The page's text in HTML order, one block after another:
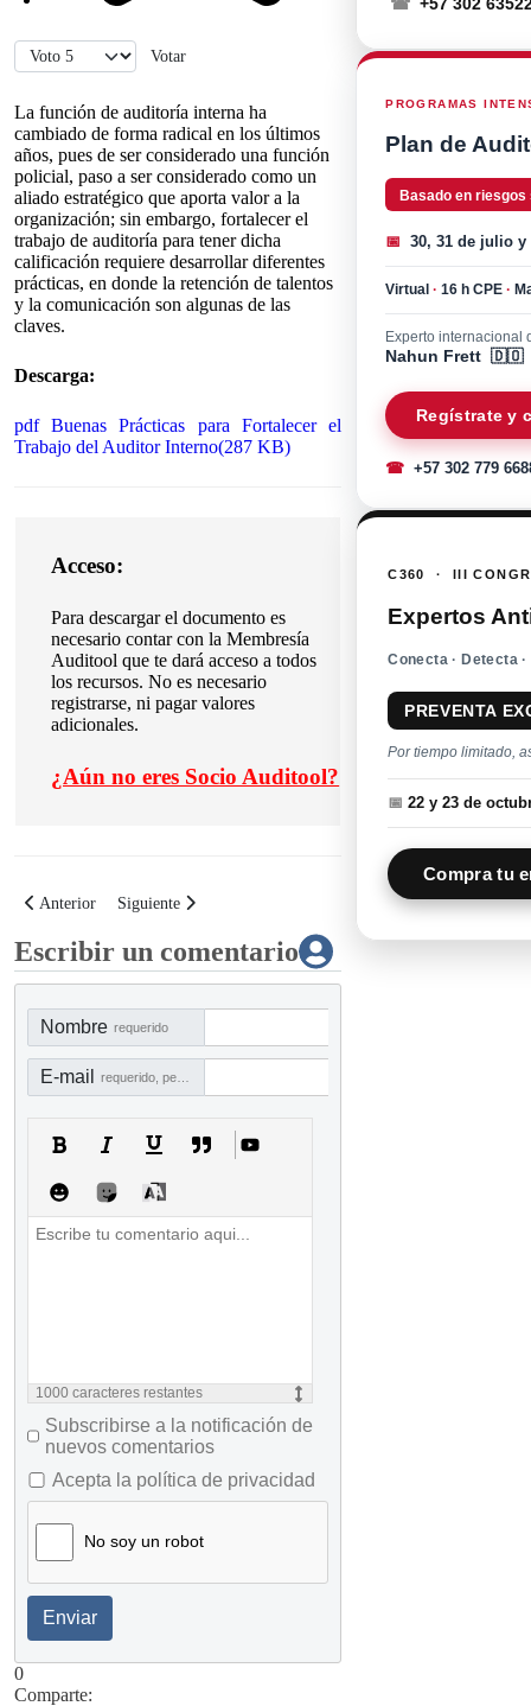
Por favor, vote
La función de auditoría interna ha
cambiado de forma radical en los últimos
años, pues de ser considerado una función
policial, paso a ser considerado como un
aliado estratégico que aporta valor a la
organización; sin embargo, fortalecer el
trabajo de auditoría para tener dicha
calificación requiere desarrollar diferentes
prácticas, en donde la retención de talentos
y la comunicación son algunas de las
claves.
Descarga:
pdfBuenas Prácticas para Fortalecer el
Trabajo del Auditor Interno(287 KB)
Acceso:
Para descargar el documento es
necesario contar con la Membresía
Auditool que te dará acceso a todos
los recursos. No es necesario
registrarse, ni pagar valores
adicionales.
¿Aún no eres Socio Auditool?
Artículo anterior: Herramienta de autoevaluación de calidad de la función
Anterior Artículo siguiente: Buenas prácticas para desarrollar el
Siguiente
Escribir un comentario
Nombre requerido
E-mail
1000 caracteres restantes
Subscribirse a la notificación de
nuevos comentarios
Acepta la política de privacidad
No soy un robot
Enviar
0
Comparte:
☎ +57 302
PROGRAMAS
Plan de
Basado en riesgos
📅 30, 31 de julio y
Virtual· 16 h CPE·
Experto internacional
Nahun Frett 🇩🇴
Regístrate y
☎ +57 302 779
C360 · III
Expertos
Conecta · Detecta
PREVENTA
Por tiempo limitado,
📅 22 y 23 de
Compra tu